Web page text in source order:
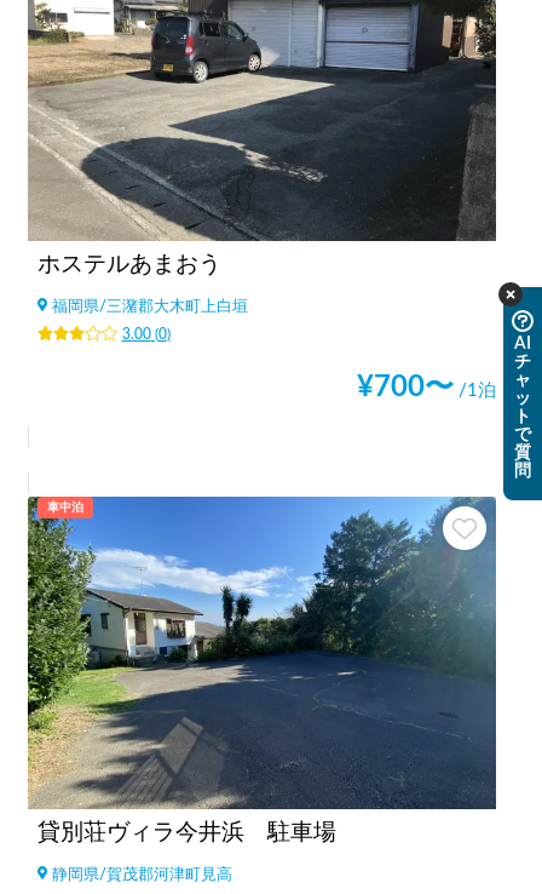
ホステルあまおう
福岡県/三潴郡大木町上白垣
3.00(0)
¥700〜 /1泊
車中泊
貸別荘ヴィラ今井浜 駐車場
静岡県/賀茂郡河津町見高
AI
チ
ャ
ッ
ト
で
質
問